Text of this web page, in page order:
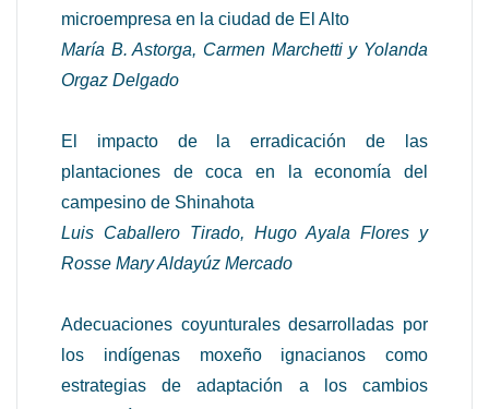
microempresa en la ciudad de El Alto
María B. Astorga, Carmen Marchetti y Yolanda
Orgaz Delgado
El impacto de la erradicación de las
plantaciones de coca en la economía del
campesino de Shinahota
Luis Caballero Tirado, Hugo Ayala Flores y
Rosse Mary Aldayúz Mercado
Adecuaciones coyunturales desarrolladas por
los indígenas moxeño ignacianos como
estrategias de adaptación a los cambios